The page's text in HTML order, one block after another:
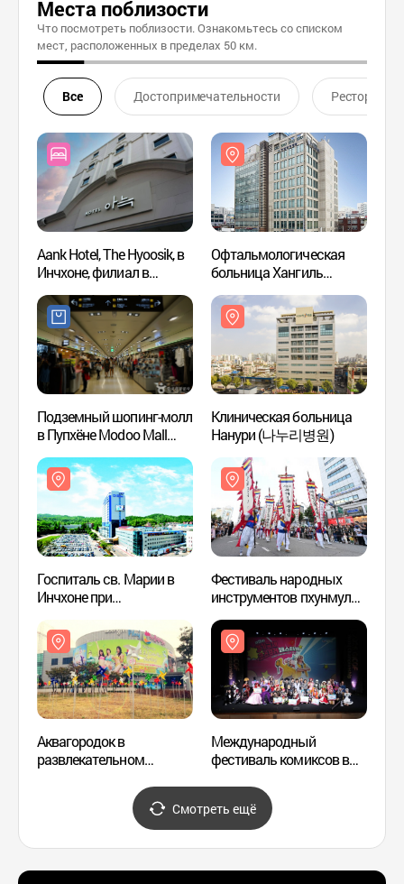
Места поблизости
Что посмотреть поблизости. Ознакомьтесь со списком
мест, расположенных в пределах 50 км.
Все Достопримечательности Ресторан
Aank Hotel, The Hyoosik, в
Инчхоне, филиал в
районе Пупхён (더휴식
아늑호텔 인천 부평점)
Офтальмологическая
больница Хангиль
(한길안과병원)
Подземный шопинг-молл
в Пупхёне Modoo Mall
(부평모두몰
(부평지하도상가))
Клиническая больница
Нанури (나누리병원)
Госпиталь св. Марии в
Инчхоне при
университете Кореи
(가톨릭대학교
인천성모병원)
Фестиваль народных
инструментов пхунмуль
в Пупхёне
(부평풍물대축제)
Аквагородок в
развлекательном
Тоси" (웅진플레이도시
Международный
фестиваль комиксов в
(부천국제만화축제)
Смотреть ещё